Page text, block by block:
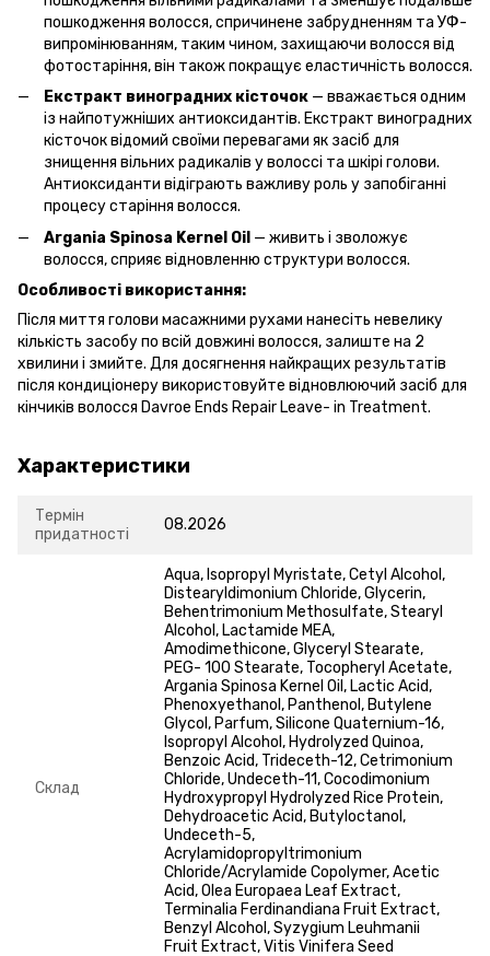
пошкодження волосся, спричинене забрудненням та УФ-
випромінюванням, таким чином, захищаючи волосся від
фотостаріння, він також покращує еластичність волосся.
Екстракт виноградних кісточок — вважається одним
із найпотужніших антиоксидантів. Екстракт виноградних
кісточок відомий своїми перевагами як засіб для
знищення вільних радикалів у волоссі та шкірі голови.
Антиоксиданти відіграють важливу роль у запобіганні
процесу старіння волосся.
Argania Spinosa Kernel Oil — живить і зволожує
волосся, сприяє відновленню структури волосся.
Особливості використання:
Після миття голови масажними рухами нанесіть невелику
кількість засобу по всій довжині волосся, залиште на 2
хвилини і змийте. Для досягнення найкращих результатів
після кондиціонеру використовуйте відновлюючий засіб для
кінчиків волосся Davroe Ends Repair Leave- in Treatment.
Характеристики
Термін
придатності
08.2026
Склад
Aqua, Isopropyl Myristate, Cetyl Alcohol,
Distearyldimonium Chloride, Glycerin,
Behentrimonium Methosulfate, Stearyl
Alcohol, Lactamide MEA,
Amodimethicone, Glyceryl Stearate,
PEG- 100 Stearate, Tocopheryl Acetate,
Argania Spinosa Kernel Oil, Lactic Acid,
Phenoxyethanol, Panthenol, Butylene
Glycol, Parfum, Silicone Quaternium-16,
Isopropyl Alcohol, Hydrolyzed Quinoa,
Benzoic Acid, Trideceth-12, Cetrimonium
Chloride, Undeceth-11, Cocodimonium
Hydroxypropyl Hydrolyzed Rice Protein,
Dehydroacetic Acid, Butyloctanol,
Undeceth-5,
Acrylamidopropyltrimonium
Chloride/Acrylamide Copolymer, Acetic
Acid, Olea Europaea Leaf Extract,
Terminalia Ferdinandiana Fruit Extract,
Benzyl Alcohol, Syzygium Leuhmanii
Fruit Extract, Vitis Vinifera Seed